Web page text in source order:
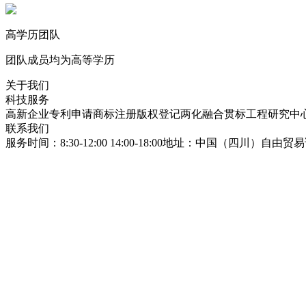
高学历团队
团队成员均为高等学历
关于我们
科技服务
高新企业专利申请商标注册版权登记两化融合贯标工程研究中
联系我们
服务时间：8:30-12:00 14:00-18:00地址：中国（四川）自由贸